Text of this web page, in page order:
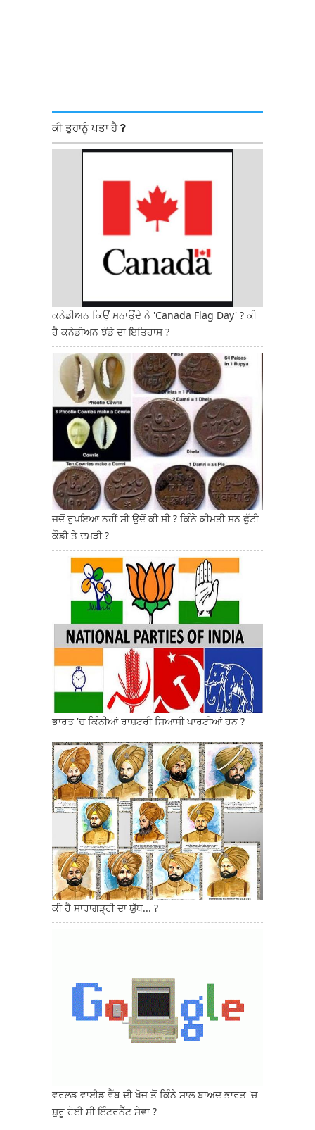
ਕੀ ਤੁਹਾਨੂੰ ਪਤਾ ਹੈ ?
ਕਨੇਡੀਅਨ ਕਿਉਂ ਮਨਾਉਂਦੇ ਨੇ 'Canada Flag Day' ? ਕੀ
ਹੈ ਕਨੇਡੀਅਨ ਝੰਡੇ ਦਾ ਇਤਿਹਾਸ ?
ਜਦੋਂ ਰੁਪਇਆ ਨਹੀਂ ਸੀ ਉਦੋਂ ਕੀ ਸੀ ? ਕਿੰਨੇ ਕੀਮਤੀ ਸਨ ਫੁੱਟੀ
ਕੌਡੀ ਤੇ ਦਮੜੀ ?
ਭਾਰਤ 'ਚ ਕਿੰਨੀਆਂ ਰਾਸ਼ਟਰੀ ਸਿਆਸੀ ਪਾਰਟੀਆਂ ਹਨ ?
ਕੀ ਹੈ ਸਾਰਾਗੜ੍ਹੀ ਦਾ ਯੁੱਧ... ?
ਵਰਲਡ ਵਾਈਡ ਵੈੱਬ ਦੀ ਖੋਜ ਤੋਂ ਕਿੰਨੇ ਸਾਲ ਬਾਅਦ ਭਾਰਤ 'ਚ
ਸ਼ੁਰੂ ਹੋਈ ਸੀ ਇੰਟਰਨੈੱਟ ਸੇਵਾ ?